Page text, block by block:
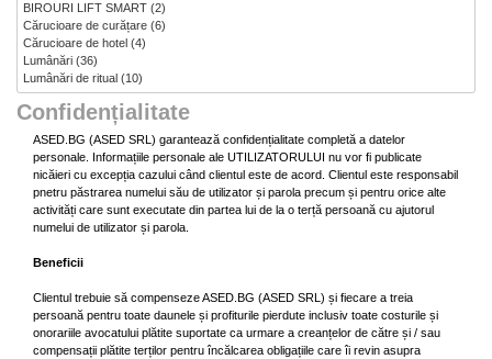
Confidențialitate
ASED.BG (ASED SRL) garantează confidențialitate completă a datelor
personale. Informațiile personale ale UTILIZATORULUI nu vor fi publicate
nicăieri cu excepția cazului când clientul este de acord. Clientul este responsabil
pnetru păstrarea numelui său de utilizator și parola precum și pentru orice alte
activități care sunt executate din partea lui de la o terță persoană cu ajutorul
numelui de utilizator și parola.
Beneficii
Clientul trebuie să compenseze ASED.BG (ASED SRL) și fiecare a treia
persoană pentru toate daunele și profiturile pierdute inclusiv toate costurile și
onorariile avocatului plătite suportate ca urmare a creanțelor de către și / sau
compensații plătite terților pentru încălcarea obligațiile care îi revin asupra
BIROURI LIFT SMART (2)
Cărucioare de curățare (6)
Cărucioare de hotel (4)
Lumânări (36)
Lumânări de ritual (10)